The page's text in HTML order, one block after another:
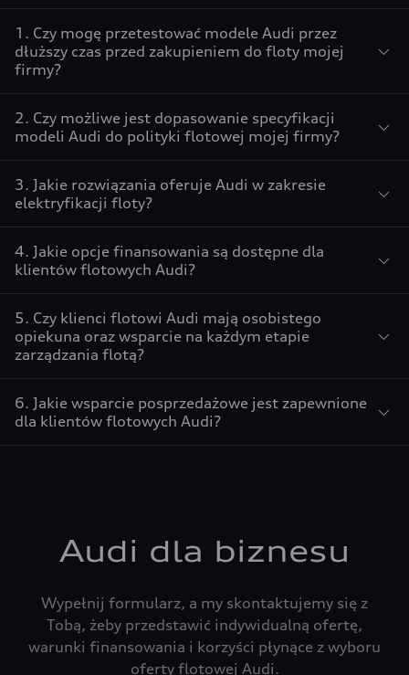
1. Czy mogę przetestować modele Audi przez
dłuższy czas przed zakupieniem do floty mojej
firmy?
2. Czy możliwe jest dopasowanie specyfikacji
modeli Audi do polityki flotowej mojej firmy?
3. Jakie rozwiązania oferuje Audi w zakresie
elektryfikacji floty?
4. Jakie opcje finansowania są dostępne dla
klientów flotowych Audi?
5. Czy klienci flotowi Audi mają osobistego
opiekuna oraz wsparcie na każdym etapie
zarządzania flotą?
6. Jakie wsparcie posprzedażowe jest zapewnione
dla klientów flotowych Audi?
Audi dla biznesu
Wypełnij formularz, a my skontaktujemy się z
Tobą, żeby przedstawić indywidualną ofertę,
warunki finansowania i korzyści płynące z wyboru
oferty flotowej Audi.